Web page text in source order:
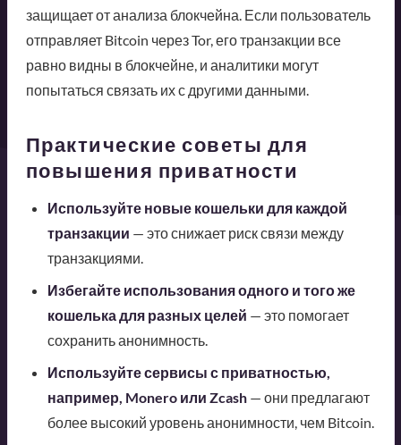
защищает от анализа блокчейна. Если пользователь
отправляет Bitcoin через Tor, его транзакции все
равно видны в блокчейне, и аналитики могут
попытаться связать их с другими данными.
Практические советы для
повышения приватности
Используйте новые кошельки для каждой
транзакции — это снижает риск связи между
транзакциями.
Избегайте использования одного и того же
кошелька для разных целей — это помогает
сохранить анонимность.
Используйте сервисы с приватностью,
например, Monero или Zcash— они предлагают
более высокий уровень анонимности, чем Bitcoin.